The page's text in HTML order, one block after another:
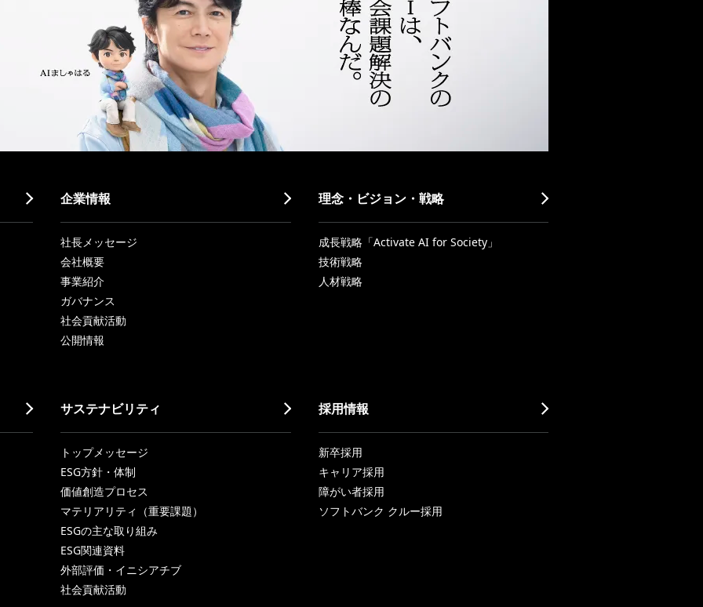
企業情報
社長メッセージ
会社概要
事業紹介
ガバナンス
社会貢献活動
公開情報
理念・ビジョン・戦略
成長戦略「Activate AI for Society」
技術戦略
人材戦略
サステナビリティ
トップメッセージ
ESG方針・体制
価値創造プロセス
マテリアリティ（重要課題）
ESGの主な取り組み
ESG関連資料
外部評価・イニシアチブ
社会貢献活動
採用情報
新卒採用
キャリア採用
障がい者採用
ソフトバンク クルー採用